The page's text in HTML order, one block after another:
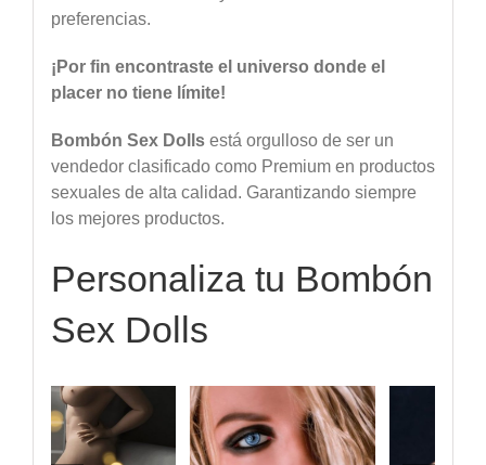
preferencias.
¡Por fin encontraste el universo donde el
placer no tiene límite!
Bombón Sex Dollsestá orgulloso de ser un
vendedor clasificado como Premium en productos
sexuales de alta calidad. Garantizando siempre
los mejores productos.
Personaliza tu Bombón
Sex Dolls